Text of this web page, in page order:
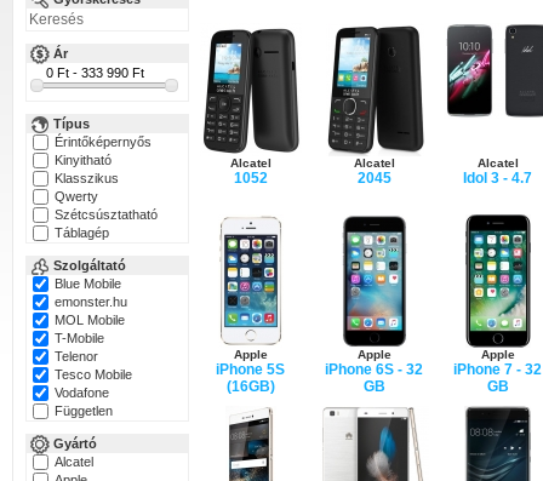
Ár
Típus
Érintőképernyős
Kinyitható
Klasszikus
Qwerty
Szétcsúsztatható
Táblagép
Szolgáltató
Blue Mobile
emonster.hu
MOL Mobile
T-Mobile
Telenor
Tesco Mobile
Vodafone
Független
Gyártó
Alcatel
Alcatel
1052
Alcatel
2045
Alcatel
Idol 3 - 4.7
Apple
iPhone 5S
(16GB)
Apple
iPhone 6S - 32
GB
Apple
iPhone 7 - 32
GB